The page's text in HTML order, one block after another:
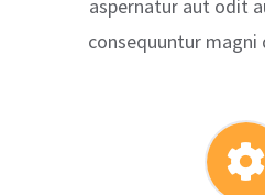
aspernatur aut odit
consequuntur